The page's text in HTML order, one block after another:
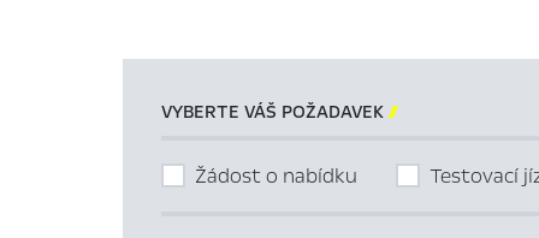
VYBERTE VÁŠ POŽADAVEK 
Žádost o nabídku Testovací